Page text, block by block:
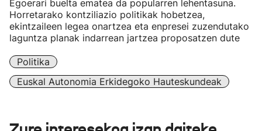
Egoerari buelta ematea da popularren lehentasuna.
Horretarako kontziliazio politikak hobetzea,
ekintzaileen legea onartzea eta enpresei zuzendutako
laguntza planak indarrean jartzea proposatzen dute
Politika
Euskal Autonomia Erkidegoko Hauteskundeak